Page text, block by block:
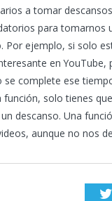
a tomar
para tomarnos
Por ejemplo, si solo
en
se complete ese
solo tienes
descanso. Una
aunque no nos